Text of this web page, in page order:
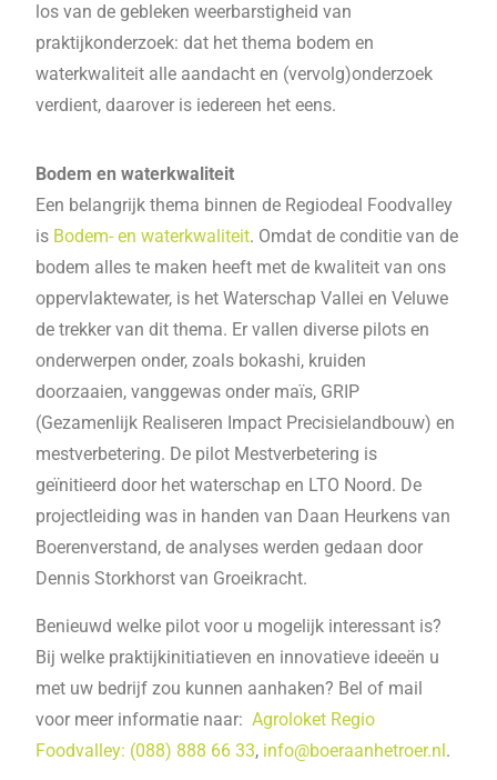
los van de gebleken weerbarstigheid van
praktijkonderzoek: dat het thema bodem en
waterkwaliteit alle aandacht en (vervolg)onderzoek
verdient, daarover is iedereen het eens.
Bodem en waterkwaliteit
Een belangrijk thema binnen de Regiodeal Foodvalley
is Bodem- en waterkwaliteit. Omdat de conditie van de
bodem alles te maken heeft met de kwaliteit van ons
oppervlaktewater, is het Waterschap Vallei en Veluwe
de trekker van dit thema. Er vallen diverse pilots en
onderwerpen onder, zoals bokashi, kruiden
doorzaaien, vanggewas onder maïs, GRIP
(Gezamenlijk Realiseren Impact Precisielandbouw) en
mestverbetering. De pilot Mestverbetering is
geïnitieerd door het waterschap en LTO Noord. De
projectleiding was in handen van Daan Heurkens van
Boerenverstand, de analyses werden gedaan door
Dennis Storkhorst van Groeikracht.
Benieuwd welke pilot voor u mogelijk interessant is?
Bij welke praktijkinitiatieven en innovatieve ideeën u
met uw bedrijf zou kunnen aanhaken? Bel of mail
voor meer informatie naar:Agroloket Regio
Foodvalley: (088) 888 66 33, info@boeraanhetroer.nl.